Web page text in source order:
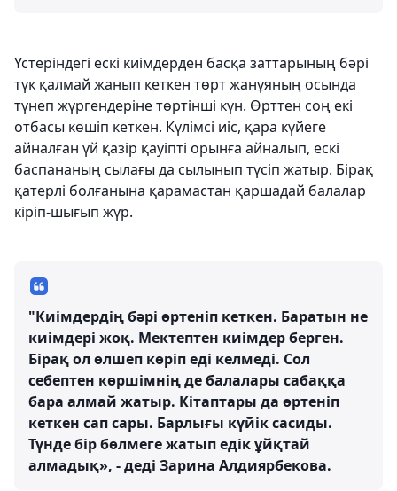
Үстеріндегі ескі киімдерден басқа заттарының бәрі
түк қалмай жанып кеткен төрт жанұяның осында
түнеп жүргендеріне төртінші күн. Өрттен соң екі
отбасы көшіп кеткен. Күлімсі иіс, қара күйеге
айналған үй қазір қауіпті орынға айналып, ескі
баспананың сылағы да сылынып түсіп жатыр. Бірақ
қатерлі болғанына қарамастан қаршадай балалар
кіріп-шығып жүр.
"Киімдердің бәрі өртеніп кеткен. Баратын не
киімдері жоқ. Мектептен киімдер берген.
Бірақ ол өлшеп көріп еді келмеді. Сол
себептен көршімнің де балалары сабаққа
бара алмай жатыр. Кітаптары да өртеніп
кеткен сап сары. Барлығы күйік сасиды.
Түнде бір бөлмеге жатып едік ұйқтай
алмадық», - деді Зарина Алдиярбекова.